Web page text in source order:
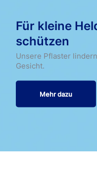
Für kleine
schützen
Unsere Pflaster
Gesicht.
Mehr dazu